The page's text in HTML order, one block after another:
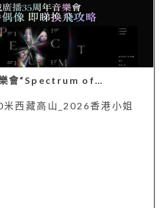
會“Spectrum of…